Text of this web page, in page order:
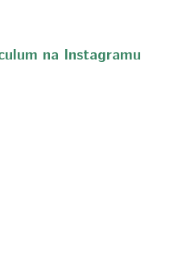
na Instagramu